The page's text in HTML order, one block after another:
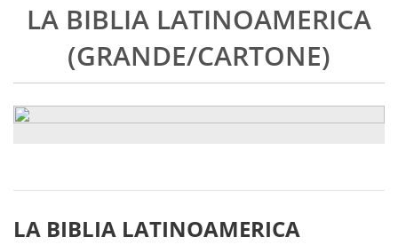
LA BIBLIA LATINOAMERICA
(GRANDE/CARTONE)
LA BIBLIA LATINOAMERICA